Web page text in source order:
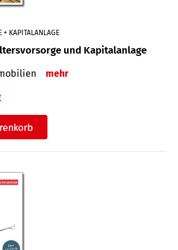
+ KAPITALANLAGE
und Kapitalanlage
mehr